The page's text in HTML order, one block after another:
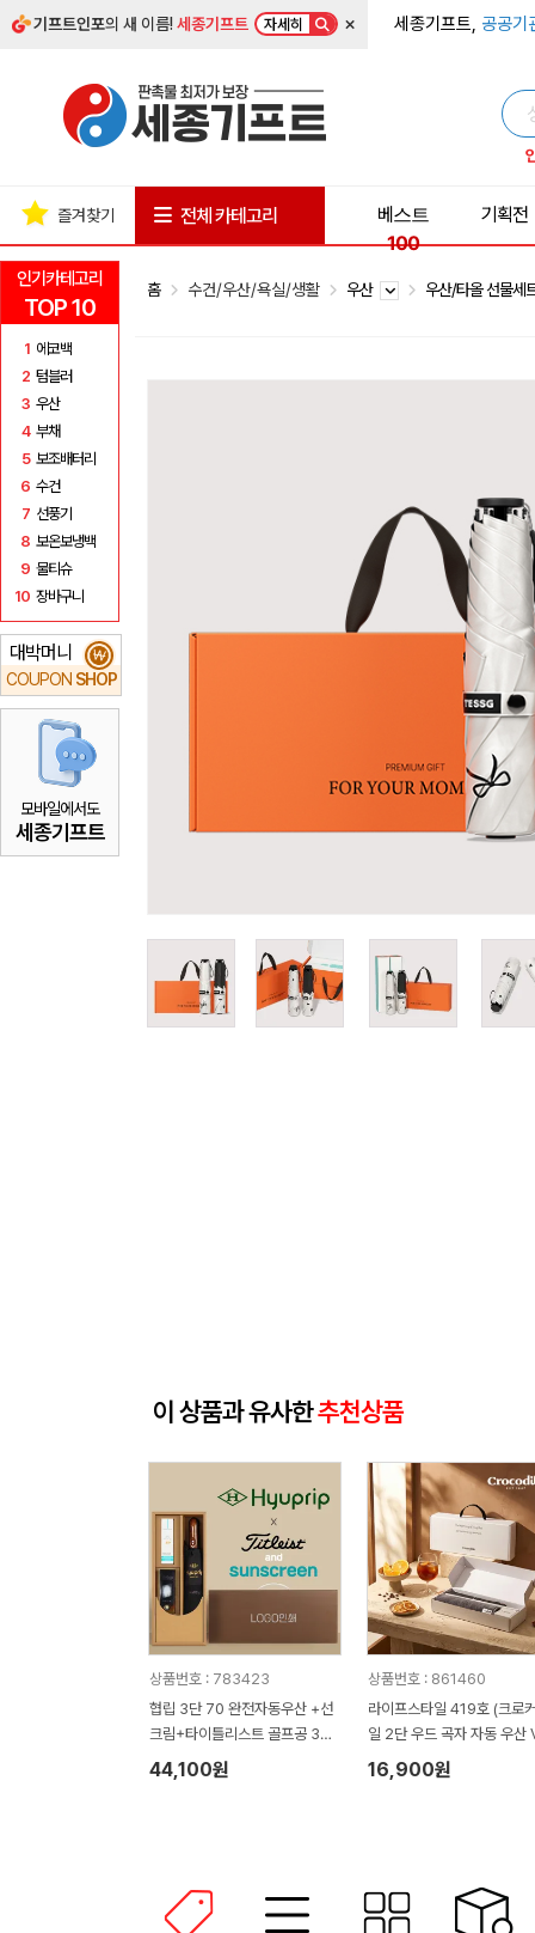
기프트인포의 새 이름!세종기프트 자세히 × 세종기프트, 공공기
인기카테고리
TOP 10
1 에코백
2 텀블러
3 우산
4 부채
5 보조배터리
6 수건
7 선풍기
8 보온보냉백
9 물티슈
10 장바구니
대박머니
COUPON SHOP
₩
모바일에서도
세종기프트
즐겨찾기 전체 카테고리
베스트
100
기획전
홈 수건/우산/욕실/생활 우산 우산/타올 선물세
이 상품과 유사한추천상품
상품번호 : 783423
협립 3단 70 완전자동우산 +선
크림+타이틀리스트 골프공 3구-
세트
44,100원
상품번호 : 861460
라이프스타일 419호 (크로
일 2단 우드 곡자 자동 우산
+심플 타올 150g)
16,900원